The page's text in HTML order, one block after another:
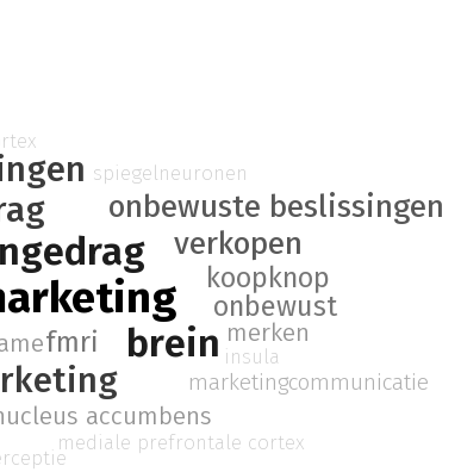
brein
onbewuste beslissingen
verkopen
fmri
koopknop
onbewust
merken
accumbens
marketingcommunicatie
insula
spiegelneuronen
mediale prefrontale cortex